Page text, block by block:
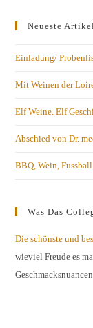
Neueste
Einladung/
Mit Weinen der
Elf Weine. Elf
Abschied von Dr.
BBQ, Wein, Fussball
Was Das
Die schönste und
wieviel Freude es